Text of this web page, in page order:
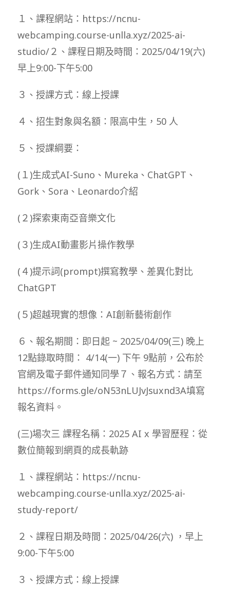
１、課程網站：https://ncnu-
webcamping.course-unlla.xyz/2025-ai-
studio/２、課程日期及時間：2025/04/19(六)
早上9:00-下午5:00
３、授課方式：線上授課
４、招生對象與名額：限高中生，50 人
５、授課綱要：
(１)生成式AI-Suno、Mureka、ChatGPT、
Gork、Sora、Leonardo介紹
(２)探索東南亞音樂文化
(３)生成AI動畫影片操作教學
(４)提示詞(prompt)撰寫教學、差異化對比
ChatGPT
(５)超越現實的想像：AI創新藝術創作
６、報名期間：即日起 ~ 2025/04/09(三) 晚上
12點錄取時間： 4/14(一) 下午 9點前，公布於
官網及電子郵件通知同學７、報名方式：請至
https://forms.gle/oN53nLUJvJsuxnd3A填寫
報名資料。
(三)場次三 課程名稱：2025 AI x 學習歷程：從
數位簡報到網頁的成長軌跡
１、課程網站：https://ncnu-
webcamping.course-unlla.xyz/2025-ai-
study-report/
２、課程日期及時間：2025/04/26(六) ，早上
9:00-下午5:00
３、授課方式：線上授課